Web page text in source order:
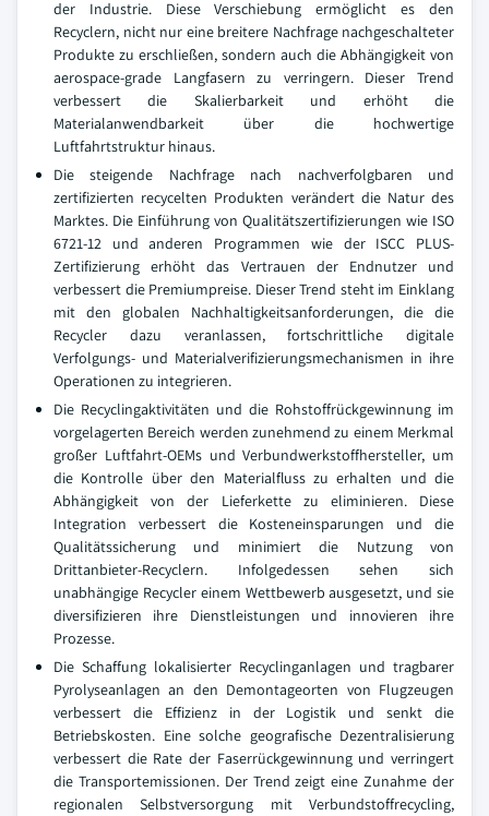
der Industrie. Diese Verschiebung ermöglicht es den
Recyclern, nicht nur eine breitere Nachfrage nachgeschalteter
Produkte zu erschließen, sondern auch die Abhängigkeit von
aerospace-grade Langfasern zu verringern. Dieser Trend
verbessert die Skalierbarkeit und erhöht die
Materialanwendbarkeit über die hochwertige
Luftfahrtstruktur hinaus.
Die steigende Nachfrage nach nachverfolgbaren und
zertifizierten recycelten Produkten verändert die Natur des
Marktes. Die Einführung von Qualitätszertifizierungen wie ISO
6721-12 und anderen Programmen wie der ISCC PLUS-
Zertifizierung erhöht das Vertrauen der Endnutzer und
verbessert die Premiumpreise. Dieser Trend steht im Einklang
mit den globalen Nachhaltigkeitsanforderungen, die die
Recycler dazu veranlassen, fortschrittliche digitale
Verfolgungs- und Materialverifizierungsmechanismen in ihre
Operationen zu integrieren.
Die Recyclingaktivitäten und die Rohstoffrückgewinnung im
vorgelagerten Bereich werden zunehmend zu einem Merkmal
großer Luftfahrt-OEMs und Verbundwerkstoffhersteller, um
die Kontrolle über den Materialfluss zu erhalten und die
Abhängigkeit von der Lieferkette zu eliminieren. Diese
Integration verbessert die Kosteneinsparungen und die
Qualitätssicherung und minimiert die Nutzung von
Drittanbieter-Recyclern. Infolgedessen sehen sich
unabhängige Recycler einem Wettbewerb ausgesetzt, und sie
diversifizieren ihre Dienstleistungen und innovieren ihre
Prozesse.
Die Schaffung lokalisierter Recyclinganlagen und tragbarer
Pyrolyseanlagen an den Demontageorten von Flugzeugen
verbessert die Effizienz in der Logistik und senkt die
Betriebskosten. Eine solche geografische Dezentralisierung
verbessert die Rate der Faserrückgewinnung und verringert
die Transportemissionen. Der Trend zeigt eine Zunahme der
regionalen Selbstversorgung mit Verbundstoffrecycling,